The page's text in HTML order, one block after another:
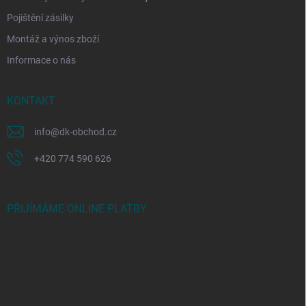
Pojištění zásilky
Montáž a výnos zboží
Informace o nás
KONTAKT
info@dk-obchod.cz
+420 774 590 626
PŘIJÍMÁME ONLINE PLATBY